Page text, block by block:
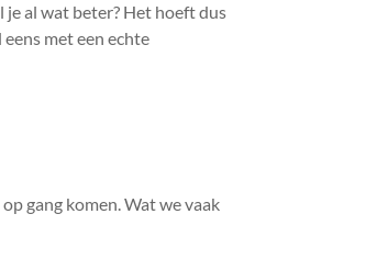
je al wat beter? Het hoeft dus
met een echte
gang komen. Wat we vaak